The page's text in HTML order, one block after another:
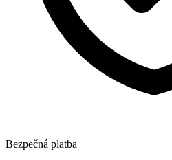
Bezpečná platba